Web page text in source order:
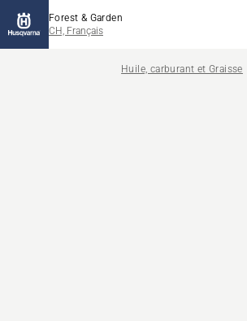
Forest & Garden
CH, Français
Huile, carburant et Graisse